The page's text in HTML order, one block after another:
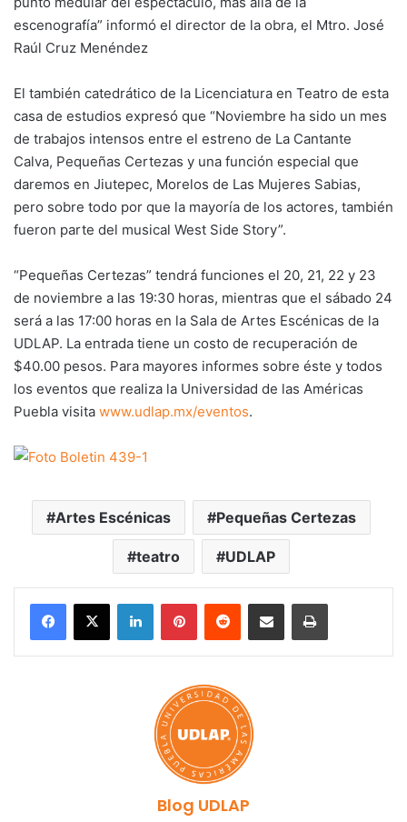
escenografía” informó el director de la obra, el Mtro. José
Raúl Cruz Menéndez
El también catedrático de la Licenciatura en Teatro de esta
casa de estudios expresó que “Noviembre ha sido un mes
de trabajos intensos entre el estreno de La Cantante
Calva, Pequeñas Certezas y una función especial que
daremos en Jiutepec, Morelos de Las Mujeres Sabias,
pero sobre todo por que la mayoría de los actores, también
fueron parte del musical West Side Story”.
“Pequeñas Certezas” tendrá funciones el 20, 21, 22 y 23
de noviembre a las 19:30 horas, mientras que el sábado 24
será a las 17:00 horas en la Sala de Artes Escénicas de la
UDLAP. La entrada tiene un costo de recuperación de
$40.00 pesos. Para mayores informes sobre éste y todos
los eventos que realiza la Universidad de las Américas
Puebla visita www.udlap.mx/eventos.
Artes Escénicas Pequeñas Certezas
teatro UDLAP
LinkedInPinterestReddit Share via Email Print
Blog UDLAP